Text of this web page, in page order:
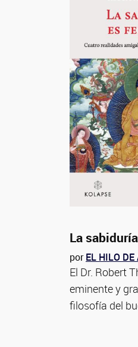
La
porEL HILO
El Dr. Robert
eminente y
filosofía del